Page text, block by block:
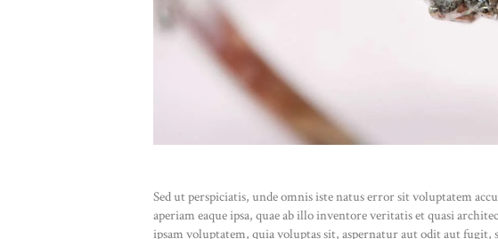
Sed ut perspiciatis, unde omnis iste natus error sit voluptatem
aperiam eaque ipsa, quae ab illo inventore veritatis et quasi
ipsam voluptatem, quia voluptas sit, aspernatur aut odit aut fugit,